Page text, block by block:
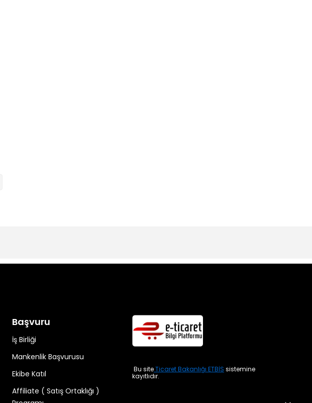
Başvuru
İş Birliği
Mankenlik Başvurusu
Ekibe Katıl
Affiliate ( Satış Ortaklığı )
Bu siteTicaret Bakanlığı ETBİS sistemine
kayıtlıdır.